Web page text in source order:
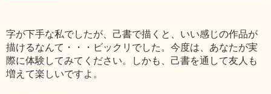
字が下手な私でしたが、己書で描くと、いい感じの作品が
描けるなんて・・・ビックリでした。今度は、あなたが実
際に体験してみてください。しかも、己書を通して友人も
増えて楽しいですよ。